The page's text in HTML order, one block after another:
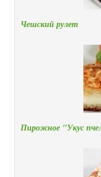
Чешский рулет
Пирожное "Укус